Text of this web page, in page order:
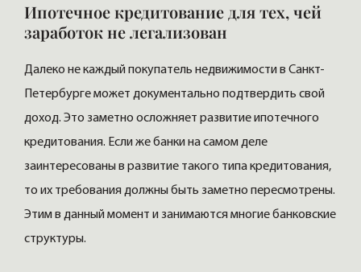
Ипотечное кредитование для тех, чей
заработок не легализован
Далеко не каждый покупатель недвижимости в Санкт-
Петербурге может документально подтвердить свой
доход. Это заметно осложняет развитие ипотечного
кредитования. Если же банки на самом деле
заинтересованы в развитие такого типа кредитования,
то их требования должны быть заметно пересмотрены.
Этим в данный момент и занимаются многие банковские
структуры.